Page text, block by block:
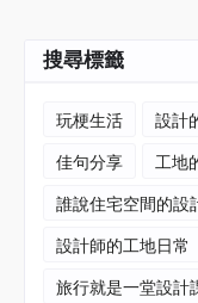
搜尋標籤
玩梗生活 設計
佳句分享
工地
誰說住宅空間的設
設計師的工地日常
旅行就是一堂設計